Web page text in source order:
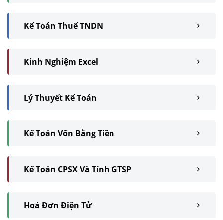
Kế Toán Thuế TNDN
Kinh Nghiệm Excel
Lý Thuyết Kế Toán
Kế Toán Vốn Bằng Tiền
Kế Toán CPSX Và Tính GTSP
Hoá Đơn Điện Tử